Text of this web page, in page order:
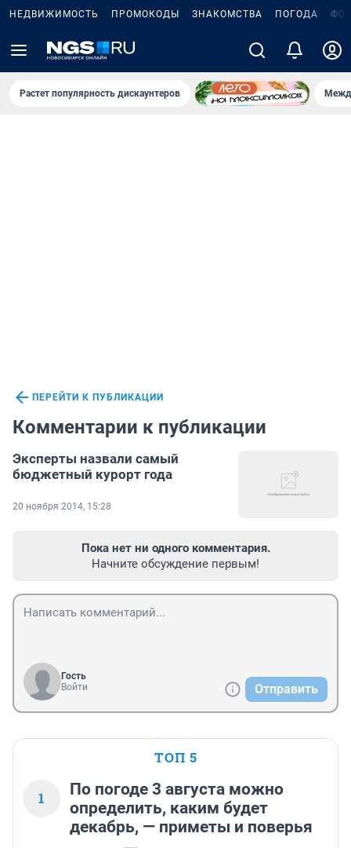
НЕДВИЖИМОСТЬ ПРОМОКОДЫ ЗНАКОМСТВА ПОГОДА
Растет популярность дискаунтеров
ПЕРЕЙТИ К ПУБЛИКАЦИИ
Комментарии к публикации
Эксперты назвали самый
бюджетный курорт года
20 ноября 2014, 15:28
Пока нет ни одного комментария.
Начните обсуждение первым!
Гость
Войти
Отправить
ТОП 5
1
По погоде 3 августа можно
определить, каким будет
декабрь, — приметы и поверья